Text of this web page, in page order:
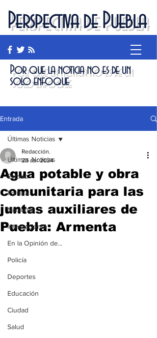
Perspectiva de Puebla
Por que la noticia no es de un
solo enfoque
Entrada
Últimas Noticias
Estado
Política
Nacional
Internacional
En la Opinión de...
Policía
Deportes
Educación
Ciudad
Salud
Últimas Noticias
Agua potable y obra
comunitaria para las
juntas auxiliares de
Puebla: Armenta
Redacción.
23 abr 2024